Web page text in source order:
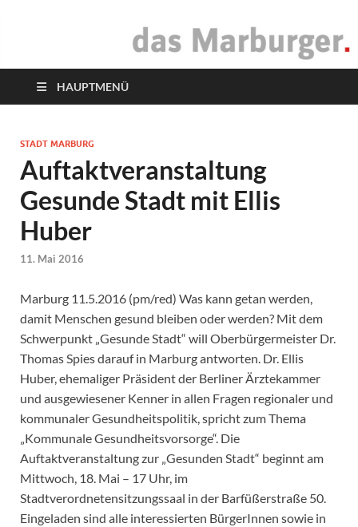
das Marburger.
HAUPTMENÜ
STADT MARBURG
Auftaktveranstaltung
Gesunde Stadt mit Ellis
Huber
11. Mai 2016
Marburg 11.5.2016 (pm/red) Was kann getan werden,
damit Menschen gesund bleiben oder werden? Mit dem
Schwerpunkt „Gesunde Stadt“ will Oberbürgermeister Dr.
Thomas Spies darauf in Marburg antworten. Dr. Ellis
Huber, ehemaliger Präsident der Berliner Ärztekammer
und ausgewiesener Kenner in allen Fragen regionaler und
kommunaler Gesundheitspolitik, spricht zum Thema
„Kommunale Gesundheitsvorsorge“. Die
Auftaktveranstaltung zur „Gesunden Stadt“ beginnt am
Mittwoch, 18. Mai – 17 Uhr, im
Stadtverordnetensitzungssaal in der Barfüßerstraße 50.
Eingeladen sind alle interessierten BürgerInnen sowie in